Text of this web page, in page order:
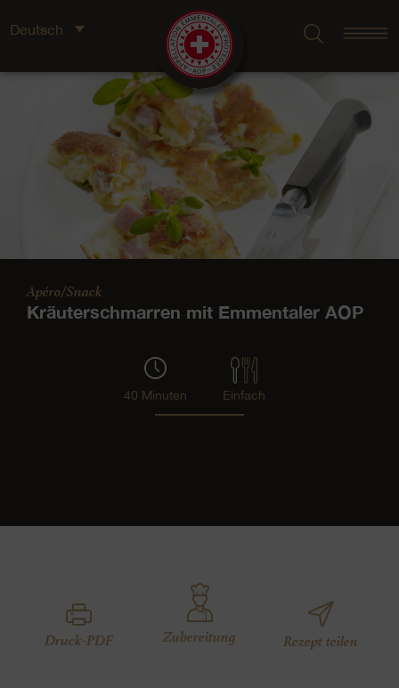
Deutsch
Apéro/Snack
Kräuterschmarren mit Emmentaler AOP
40 Minuten Einfach
Druck-PDF Zubereitung Rezept teilen